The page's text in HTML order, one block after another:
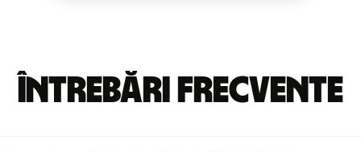
Întrebări frecvente